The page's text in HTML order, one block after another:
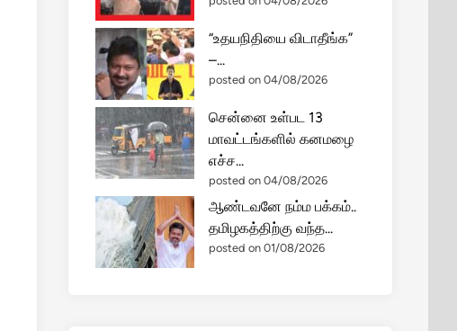
“உதயநிதியை விடாதீங்க”
–...
posted on 04/08/2026
சென்னை உள்பட 13
மாவட்டங்களில் கனமழை
எச்ச...
posted on 04/08/2026
ஆண்டவனே நம்ம பக்கம்..
தமிழகத்திற்கு வந்த...
posted on 01/08/2026